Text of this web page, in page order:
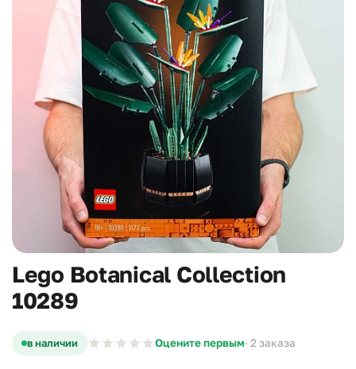
Lego Botanical Collection
10289
в наличии Оцените первым· 2 заказа